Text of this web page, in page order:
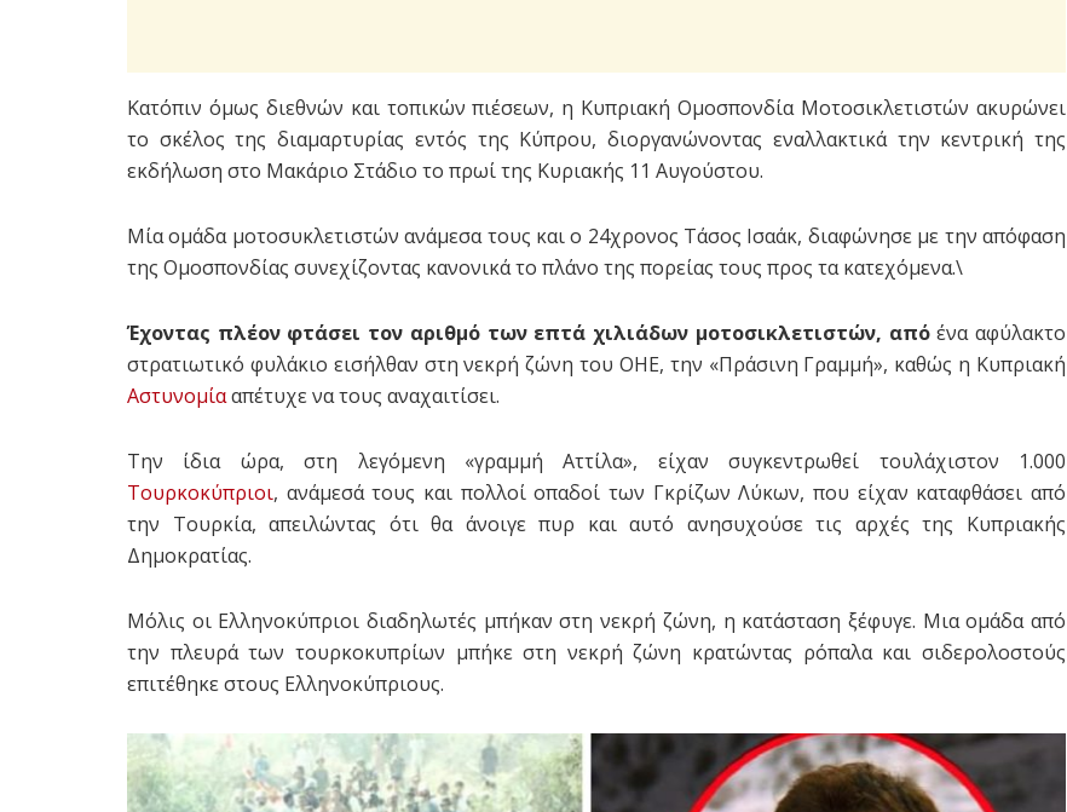
Κατόπιν όμως διεθνών και τοπικών πιέσεων, η Κυπριακή Ομοσπονδία Μοτοσικλετιστών ακυρώνει
το σκέλος της διαμαρτυρίας εντός της Κύπρου, διοργανώνοντας εναλλακτικά την κεντρική της
εκδήλωση στο Μακάριο Στάδιο το πρωί της Κυριακής 11 Αυγούστου.
Μία ομάδα μοτοσυκλετιστών ανάμεσα τους και ο 24χρονος Τάσος Ισαάκ, διαφώνησε με την απόφαση
της Ομοσπονδίας συνεχίζοντας κανονικά το πλάνο της πορείας τους προς τα κατεχόμενα.\
Έχοντας πλέον φτάσει τον αριθμό των επτά χιλιάδων μοτοσικλετιστών, απόένα αφύλακτο
στρατιωτικό φυλάκιο εισήλθαν στη νεκρή ζώνη του ΟΗΕ, την «Πράσινη Γραμμή», καθώς η Κυπριακή
Αστυνομίααπέτυχε να τους αναχαιτίσει.
Την ίδια ώρα, στη λεγόμενη «γραμμή Αττίλα», είχαν συγκεντρωθεί τουλάχιστον 1.000
Τουρκοκύπριοι, ανάμεσά τους και πολλοί οπαδοί των Γκρίζων Λύκων, που είχαν καταφθάσει από
την Τουρκία, απειλώντας ότι θα άνοιγε πυρ και αυτό ανησυχούσε τις αρχές της Κυπριακής
Δημοκρατίας.
Μόλις οι Ελληνοκύπριοι διαδηλωτές μπήκαν στη νεκρή ζώνη, η κατάσταση ξέφυγε. Μια ομάδα από
την πλευρά των τουρκοκυπρίων μπήκε στη νεκρή ζώνη κρατώντας ρόπαλα και σιδερολοστούς
επιτέθηκε στους Ελληνοκύπριους.